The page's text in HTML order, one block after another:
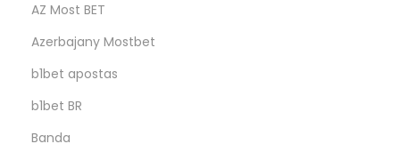
AZ Most BET
Azerbajany Mostbet
b1bet apostas
b1bet BR
Banda